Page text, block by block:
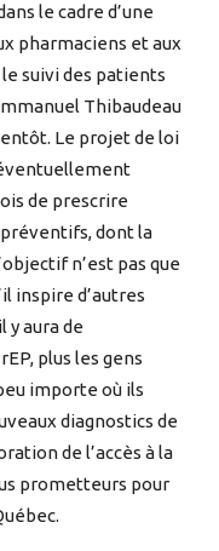
le cadre d’une
pharmaciens et aux
suivi des patients
Thibaudeau
Le projet de loi
de prescrire
dont la
n’est pas que
inspire d’autres
y aura de
plus les gens
importe où ils
diagnostics de
de l’accès à la
prometteurs pour